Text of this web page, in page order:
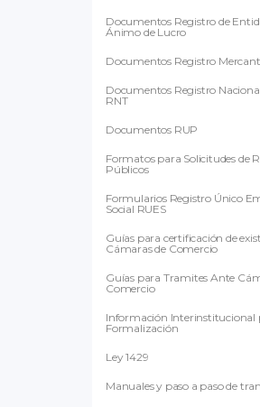
Documentos Registro de
Ánimo de Lucro
Documentos Registro
Documentos Registro
RNT
Documentos RUP
Formatos para Solicitudes de
Públicos
Formularios Registro Único
Social RUES
Guías para certificación de
Cámaras de Comercio
Guías para Tramites Ante
Comercio
Información Interinstitucional
Formalización
Ley 1429
Manuales y paso a paso de